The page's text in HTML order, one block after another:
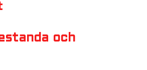
och